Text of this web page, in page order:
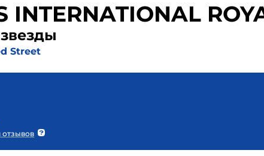
INTERNATIONAL
Street
отзывов